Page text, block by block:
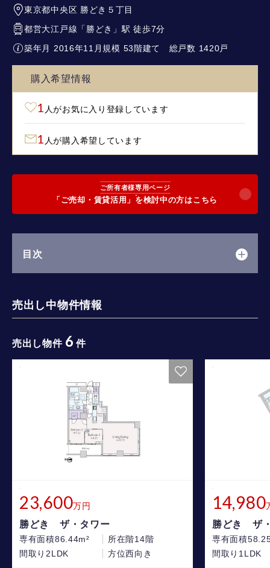
東京都中央区 勝どき５丁目
都営大江戸線 「勝どき 」駅 徒歩7分
築年月 2016年11月規模 53階建て 総戸数 1420戸
購入希望情報
1 人がお気に入り登録しています
1 人が購入希望しています
ご所有者様専用ページ
「ご売却・賃貸活用」を検討中の方はこちら
目次
売出し中物件情報
売出し物件 6 件
23,600万円
勝どき ザ・タワー
専有面積86.44m² 所在階14階
間取り 2LDK 方位西向き
14,980
勝どき ザ
専有面積
間取り 1LDK